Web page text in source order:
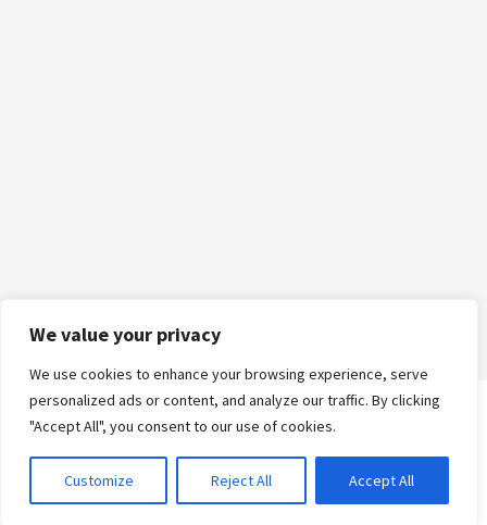
We value your privacy
We use cookies to enhance your browsing experience, serve
personalized ads or content, and analyze our traffic. By clicking
"Accept All", you consent to our use of cookies.
Customize Reject All Accept All
Logga in